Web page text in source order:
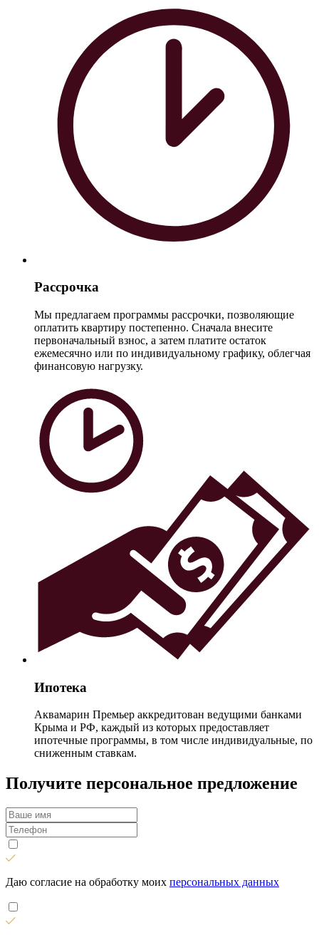
Рассрочка
Мы предлагаем программы рассрочки, позволяющие
оплатить квартиру постепенно. Сначала внесите
первоначальный взнос, а затем платите остаток
ежемесячно или по индивидуальному графику, облегчая
финансовую нагрузку.
Ипотека
Аквамарин Премьер аккредитован ведущими банками
Крыма и РФ, каждый из которых предоставляет
ипотечные программы, в том числе индивидуальные, по
сниженным ставкам.
Получите персональное предложение
Даю согласие на обработку моих персональных данных